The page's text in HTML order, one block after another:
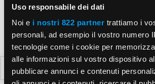
Uso responsabile dei dati
Noi e i nostri 822 partner trattiamo i
personali, ad esempio il vostro numero
tecnologie come i cookie per
alle informazioni sul vostro dispositivo
pubblicare annunci e contenuti
Ricerca
per: